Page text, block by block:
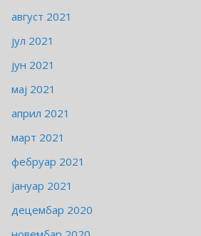
август 2021
јул 2021
јун 2021
мај 2021
април 2021
март 2021
фебруар 2021
јануар 2021
децембар 2020